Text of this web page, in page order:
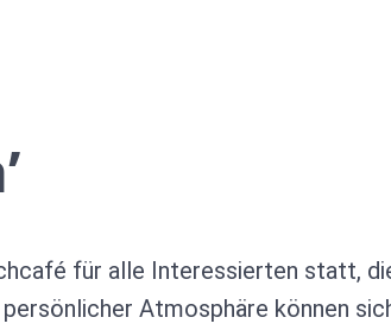
für alle Interessierten statt,
Atmosphäre können